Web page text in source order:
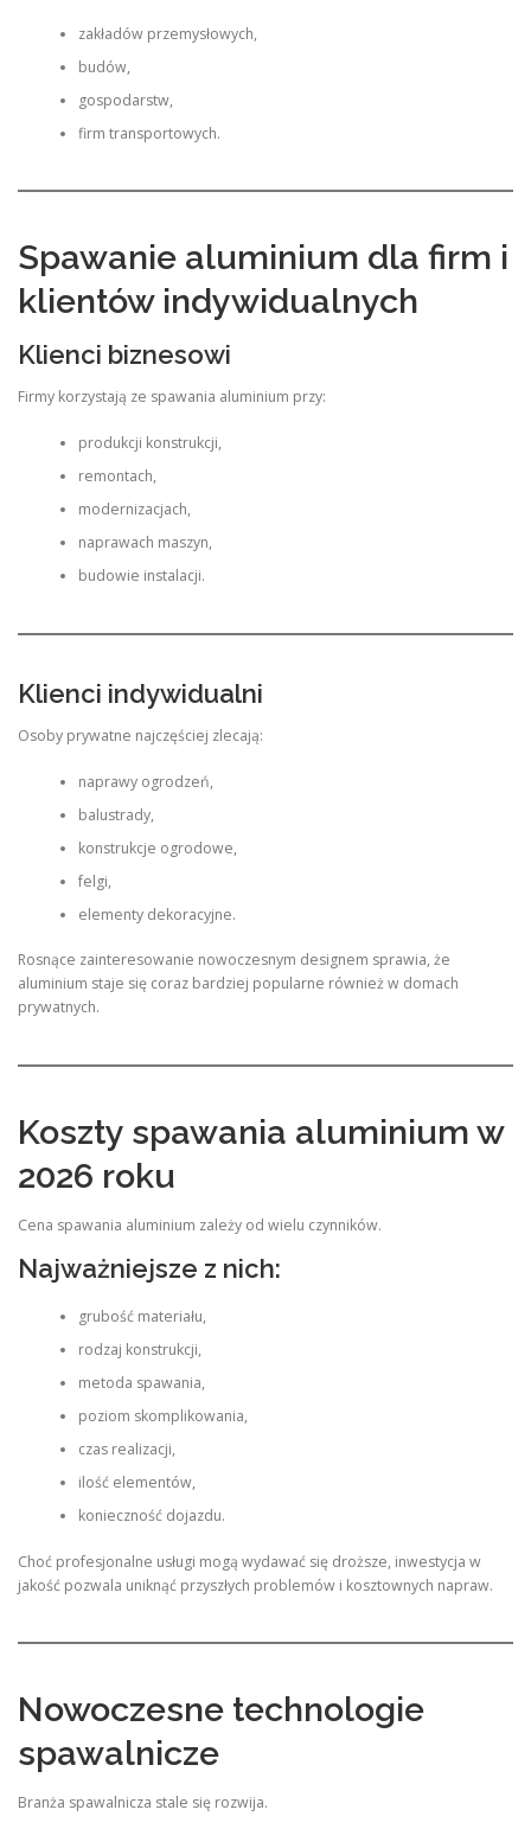
zakładów przemysłowych,
budów,
gospodarstw,
firm transportowych.
Spawanie aluminium dla firm i
klientów indywidualnych
Klienci biznesowi
Firmy korzystają ze spawania aluminium przy:
produkcji konstrukcji,
remontach,
modernizacjach,
naprawach maszyn,
budowie instalacji.
Klienci indywidualni
Osoby prywatne najczęściej zlecają:
naprawy ogrodzeń,
balustrady,
konstrukcje ogrodowe,
felgi,
elementy dekoracyjne.
Rosnące zainteresowanie nowoczesnym designem sprawia, że
aluminium staje się coraz bardziej popularne również w domach
prywatnych.
Koszty spawania aluminium w
2026 roku
Cena spawania aluminium zależy od wielu czynników.
Najważniejsze z nich:
grubość materiału,
rodzaj konstrukcji,
metoda spawania,
poziom skomplikowania,
czas realizacji,
ilość elementów,
konieczność dojazdu.
Choć profesjonalne usługi mogą wydawać się droższe, inwestycja w
jakość pozwala uniknąć przyszłych problemów i kosztownych napraw.
Nowoczesne technologie
spawalnicze
Branża spawalnicza stale się rozwija.